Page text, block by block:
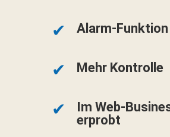
Alarm-Funktion
Mehr Kontrolle
Im Web-
erprobt